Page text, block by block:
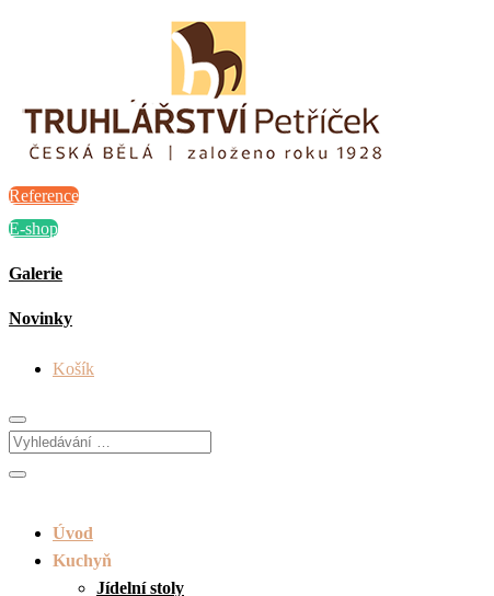
Reference
E-shop
Galerie
Novinky
Košík
Úvod
Kuchyň
Jídelní stoly